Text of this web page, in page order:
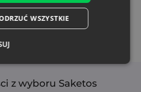
z wyboru Saketos
WSZYSTKIE